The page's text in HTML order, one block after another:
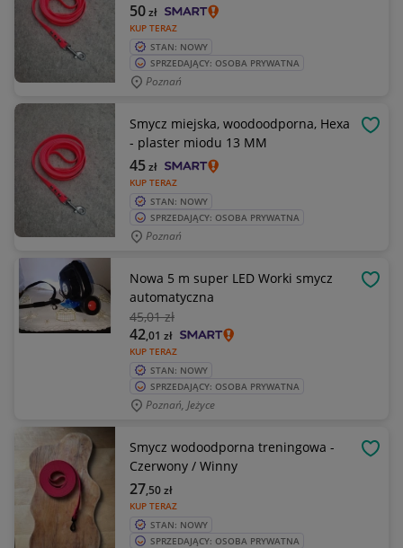
KUP TERAZ
50zł
STAN: NOWY
SPRZEDAJĄCY: OSOBA PRYWATNA
Poznań
Smycz miejska, woodoodporna, Hexa
- plaster miodu 13 MM
KUP TERAZ
45zł
STAN: NOWY
SPRZEDAJĄCY: OSOBA PRYWATNA
Poznań
Nowa 5 m super LED Worki smycz
automatyczna
45,01 zł
KUP TERAZ
42,01 zł
STAN: NOWY
SPRZEDAJĄCY: OSOBA PRYWATNA
Poznań, Jeżyce
Smycz wodoodporna treningowa -
Czerwony / Winny
KUP TERAZ
27,50zł
STAN: NOWY
SPRZEDAJĄCY: OSOBA PRYWATNA